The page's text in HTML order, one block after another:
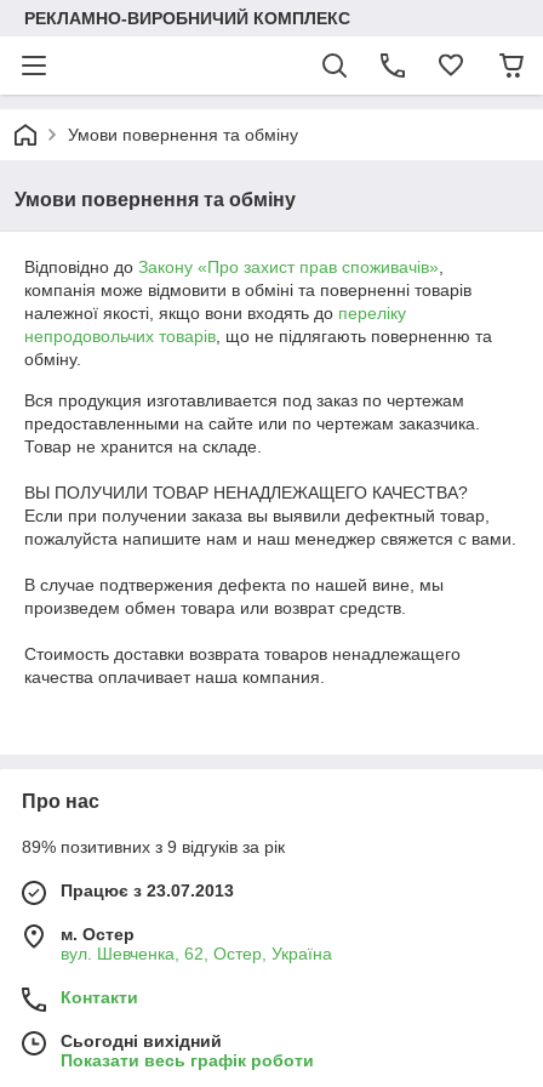
РЕКЛАМНО-ВИРОБНИЧИЙ КОМПЛЕКС
Умови повернення та обміну
Умови повернення та обміну
Відповідно до Закону «Про захист прав споживачів»
компанія може відмовити в обміні та поверненні товарів
належної якості, якщо вони входять до переліку
непродовольчих товарів , що не підлягають поверненню та
обміну.
Вся продукция изготавливается под заказ по чертежам
предоставленными на сайте или по чертежам заказчика.
Товар не хранится на складе.
ВЫ ПОЛУЧИЛИ ТОВАР НЕНАДЛЕЖАЩЕГО КАЧЕСТВА?
Если при получении заказа вы выявили дефектный товар,
пожалуйста напишите нам и наш менеджер свяжется с вами.
В случае подтвержения дефекта по нашей вине, мы
произведем обмен товара или возврат средств.
Стоимость доставки возврата товаров ненадлежащего
качества оплачивает наша компания.
Про нас
89% позитивних з 9 відгуків за рік
Працює з 23.07.2013
м. Остер
вул. Шевченка, 62, Остер, Україна
Контакти
Сьогодні вихідний
Показати весь графік роботи